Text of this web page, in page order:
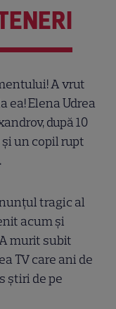
A vrut
ea! Elena Udrea
după 10
un copil rupt
tragic al
acum și
murit subit
TV care ani de
știri de pe